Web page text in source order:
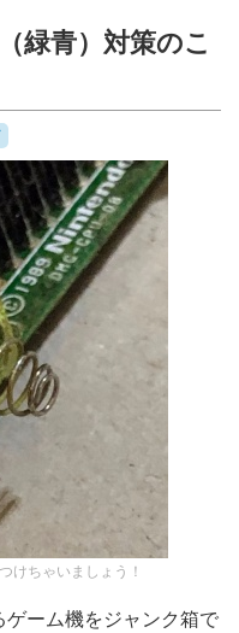
緑青）対策のこ
けちゃいましょう！
ーム機をジャンク箱で